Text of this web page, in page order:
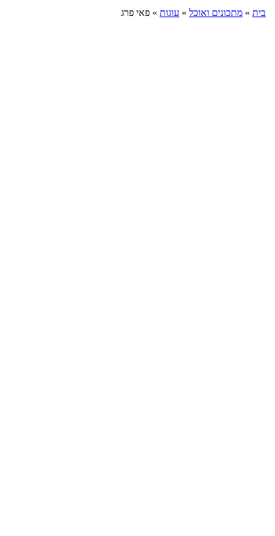
בית » מתכונים ואוכל » עוגות » פאי פרג